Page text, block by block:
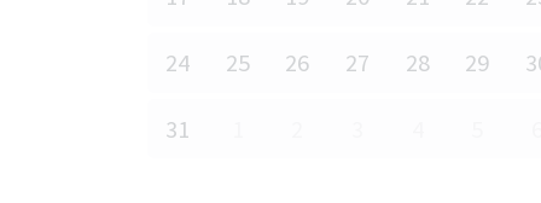
24 25 26 27 28 29
31